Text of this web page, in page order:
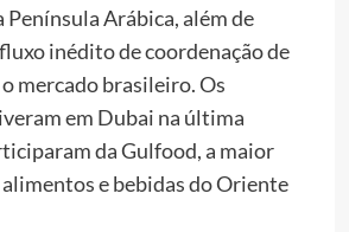
Península Arábica, além de
inédito de coordenação de
mercado brasileiro. Os
em Dubai na última
da Gulfood, a maior
e bebidas do Oriente